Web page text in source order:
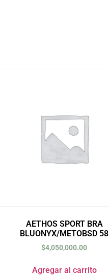
AETHOS SPORT BRA
BLUONYX/METOBSD 58
$4,050,000.00
Agregar al carrito